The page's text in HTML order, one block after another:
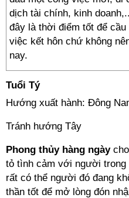
dịch tài chính, kinh
đây là thời điểm tốt để
việc kết hôn chứ không
nay.
Tuổi Tý
Hướng xuất hành: Đông
Tránh hướng Tây
Phong thủy hàng ngàycho
tỏ tình cảm với người trong
rất có thể người đó đang
thần tốt để mở lòng đón